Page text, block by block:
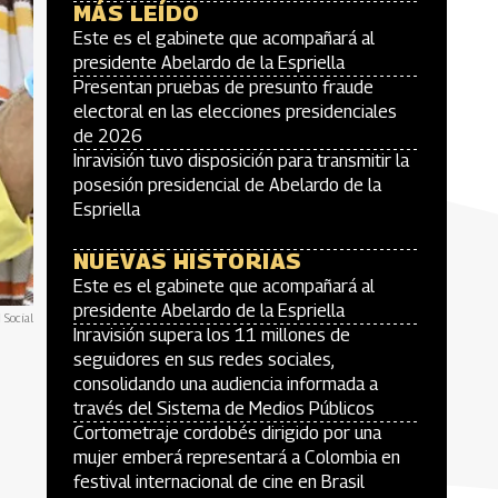
Social
MÁS LEÍDO
Este es el gabinete que acompañará al
presidente Abelardo de la Espriella
Presentan pruebas de presunto fraude
electoral en las elecciones presidenciales
de 2026
Inravisión tuvo disposición para transmitir la
posesión presidencial de Abelardo de la
Espriella
NUEVAS HISTORIAS
Este es el gabinete que acompañará al
presidente Abelardo de la Espriella
Inravisión supera los 11 millones de
seguidores en sus redes sociales,
consolidando una audiencia informada a
través del Sistema de Medios Públicos
Cortometraje cordobés dirigido por una
mujer emberá representará a Colombia en
festival internacional de cine en Brasil